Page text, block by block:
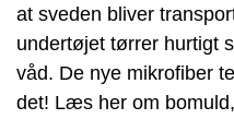
at sveden bliver
undertøjet tørrer hurtigt
våd. De nye mikrofiber
det! Læs her om